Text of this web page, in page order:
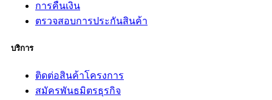
การคืนเงิน
ตรวจสอบการประกันสินค้า
บริการ
ติดต่อสินค้าโครงการ
สมัครพันธมิตรธุรกิจ